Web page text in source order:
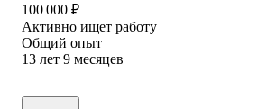
100 000 ₽
Активно ищет работу
Общий опыт
13 лет 9 месяцев